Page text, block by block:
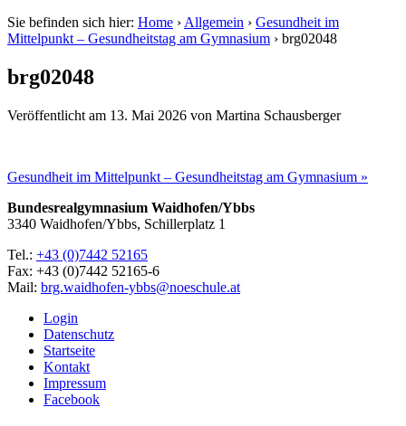
Sie befinden sich hier: Home › Allgemein › Gesundheit im
Mittelpunkt – Gesundheitstag am Gymnasium › brg02048
brg02048
Veröffentlicht am 13. Mai 2026 von Martina Schausberger
Gesundheit im Mittelpunkt – Gesundheitstag am Gymnasium »
Bundesrealgymnasium Waidhofen/Ybbs
3340 Waidhofen/Ybbs, Schillerplatz 1
Tel.: +43 (0)7442 52165
Fax: +43 (0)7442 52165-6
Mail: brg.waidhofen-ybbs@noeschule.at
Login
Datenschutz
Startseite
Kontakt
Impressum
Facebook